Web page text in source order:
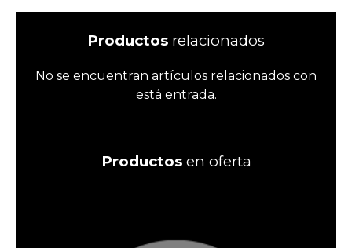
Productos relacionados
No se encuentran artículos relacionados con
está entrada.
Productosen oferta